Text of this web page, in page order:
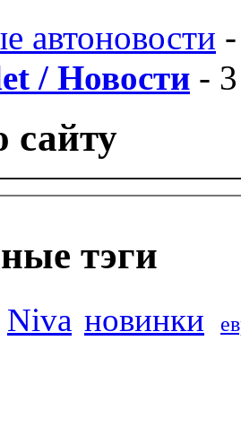
автоновости
/ Новости - 3
сайту
тэги
Niva новинки